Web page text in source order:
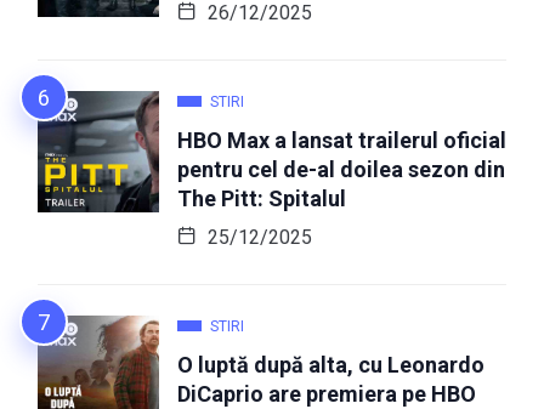
26/12/2025
STIRI
HBO Max a lansat trailerul oficial
pentru cel de-al doilea sezon din
The Pitt: Spitalul
25/12/2025
STIRI
O luptă după alta, cu Leonardo
DiCaprio are premiera pe HBO